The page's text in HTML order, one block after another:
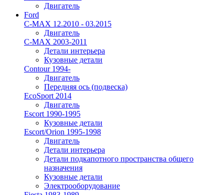
Двигатель
Ford
C-MAX 12.2010 - 03.2015
Двигатель
C-MAX 2003-2011
Детали интерьера
Кузовные детали
Contour 1994-
Двигатель
Передняя ось (подвеска)
EcoSport 2014
Двигатель
Escort 1990-1995
Кузовные детали
Escort/Orion 1995-1998
Двигатель
Детали интерьера
Детали подкапотного пространства общего
назначения
Кузовные детали
Электрооборудование